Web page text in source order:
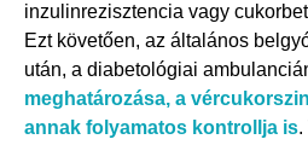
inzulinrezisztencia vagy
Ezt követően, az általános
után, a diabetológiai
meghatározása, a
annak folyamatos kontrollja is.